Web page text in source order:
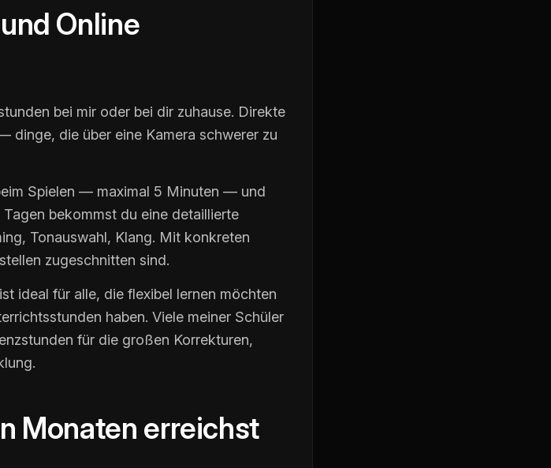
Online
bei mir oder bei dir zuhause. Direkte
dinge, die über eine Kamera schwerer zu
Spielen — maximal 5 Minuten — und
bekommst du eine detaillierte
Tonauswahl, Klang. Mit konkreten
zugeschnitten sind.
ideal für alle, die flexibel lernen möchten
haben. Viele meiner Schüler
für die großen Korrekturen,
Monaten erreichst